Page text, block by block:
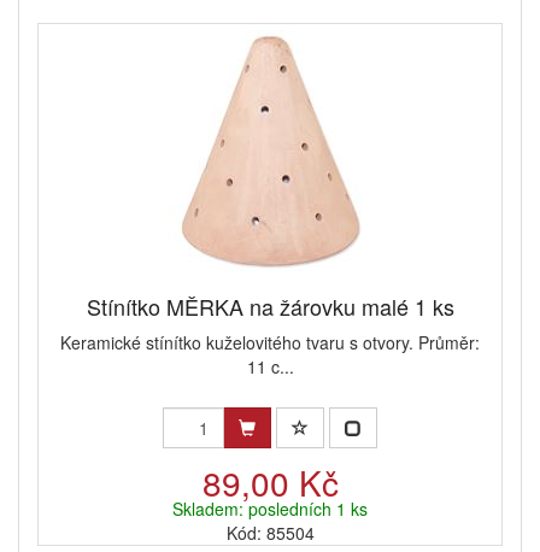
Stínítko MĚRKA na žárovku malé 1 ks
Keramické stínítko kuželovitého tvaru s otvory. Průměr:
11 c...
89,00 Kč
Skladem: posledních 1 ks
Kód: 85504